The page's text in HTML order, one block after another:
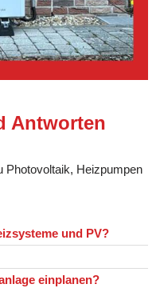
Antworten
Photovoltaik, Heizpumpen
und PV?
einplanen?